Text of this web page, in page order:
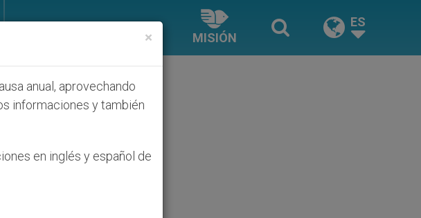
MISIÓN
ES
×
anual, aprovechando
informaciones y también
en inglés y español de